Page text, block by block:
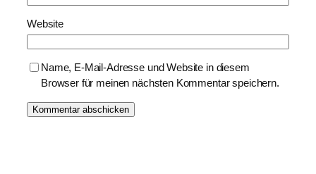
Website
Name, E-Mail-Adresse und Website in diesem
Browser für meinen nächsten Kommentar speichern.